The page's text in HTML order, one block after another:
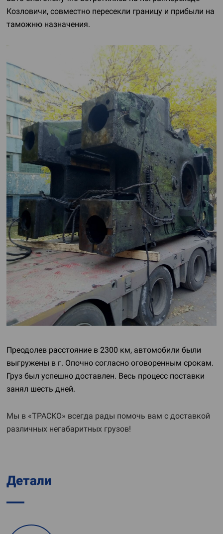
Козловичи, совместно пересекли границу и прибыли на
таможню назначения.
Преодолев расстояние в 2300 км, автомобили были
выгружены в г. Опочно согласно оговоренным срокам.
Груз был успешно доставлен. Весь процесс поставки
занял шесть дней.
Мы в «ТРАСКО» всегда рады помочь вам с доставкой
различных негабаритных грузов!
Детали